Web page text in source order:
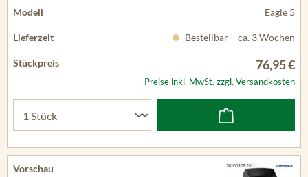
Eagle 5
Bestellbar – ca. 3 Wochen
76,95 €
Preise inkl. MwSt. zzgl. Versandkosten